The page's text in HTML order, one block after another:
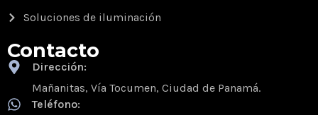
Soluciones de iluminación
Contacto
Dirección:
Mañanitas, Vía Tocumen, Ciudad de Panamá.
Teléfono: